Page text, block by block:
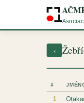
‹
#
1